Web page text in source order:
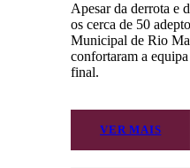
Apesar da derrota e
os cerca de 50
Municipal de Rio
confortaram a
final.
VER MAIS